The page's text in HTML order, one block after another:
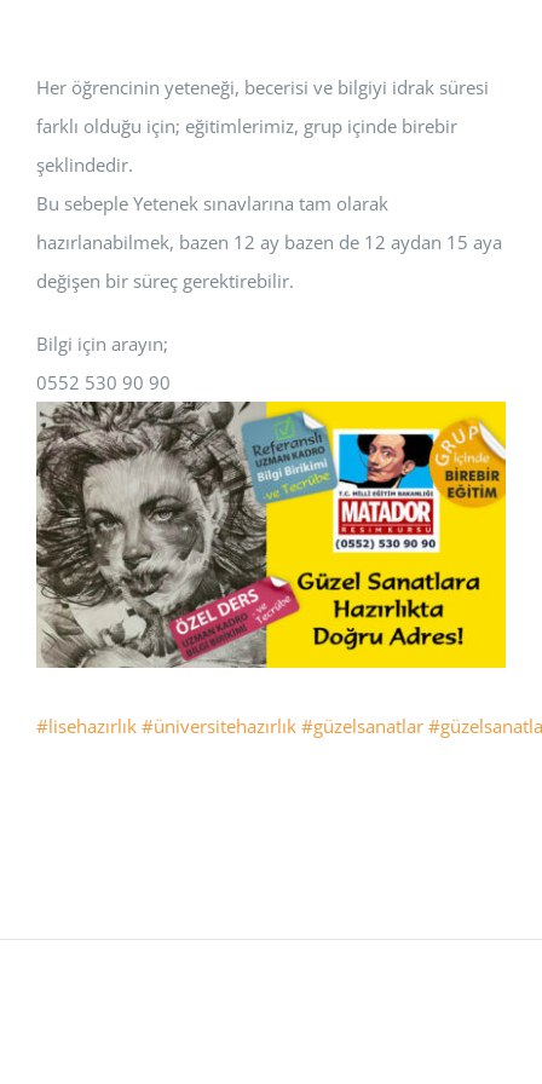
Her öğrencinin yeteneği, becerisi ve bilgiyi idrak süresi
farklı olduğu için; eğitimlerimiz, grup içinde birebir
şeklindedir.
Bu sebeple Yetenek sınavlarına tam olarak
hazırlanabilmek, bazen 12 ay bazen de 12 aydan 15 aya
değişen bir süreç gerektirebilir.
Bilgi için arayın;
0552 530 90 90
#lisehazırlık #üniversitehazırlık #güzelsanatlar